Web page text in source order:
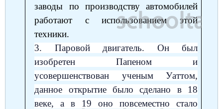
заводы по производству автомобилей
работают с использованием этой
техники.
3. Паровой двигатель. Он был
изобретен Папеном и
усовершенствован ученым Уаттом,
данное открытие было сделано в 18
веке, а в 19 оно повсеместно стало